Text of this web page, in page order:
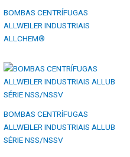
BOMBAS CENTRÍFUGAS
ALLWEILER INDUSTRIAIS
ALLCHEM®
BOMBAS CENTRÍFUGAS
ALLWEILER INDUSTRIAIS ALLUB
SÉRIE NSS/NSSV